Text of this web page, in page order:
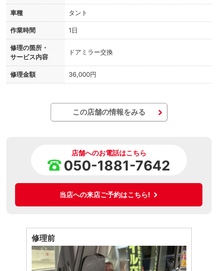
車種 タント
作業時間 1日
修理の箇所・
サービス内容
ドアミラー交換
修理金額 36,000円
この店舗の情報をみる
店舗へのお電話はこちら
050-1881-7642
当店への来店ご予約はこちら!
修理前